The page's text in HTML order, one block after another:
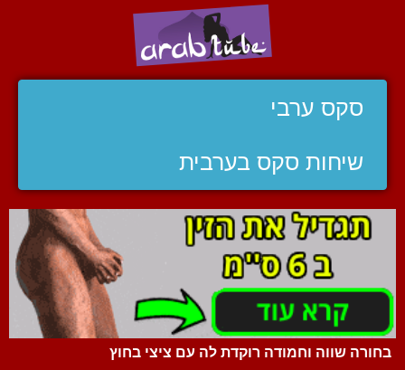
סקס ערבי
שיחות סקס בערבית
בחורה שווה וחמודה רוקדת לה עם ציצי בחוץ